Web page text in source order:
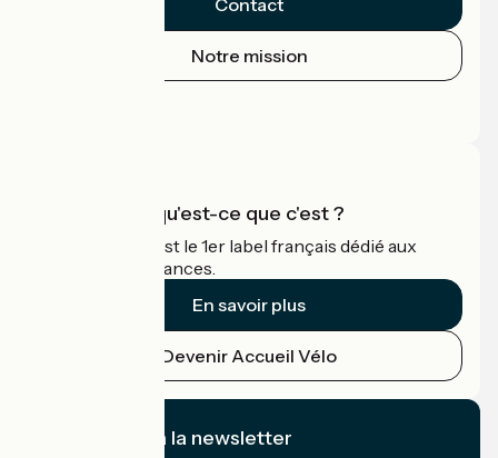
Notre mission
Accueil Vélo qu'est-ce que c'est ?
Accueil Vélo c'est le 1er label français dédié aux
cyclistes en vacances.
En savoir plus
Devenir Accueil Vélo
Je m'abonne à la newsletter